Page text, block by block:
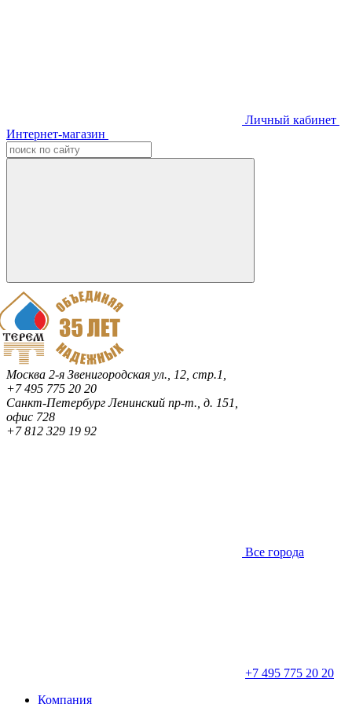
Личный кабинет
Интернет-магазин
Москва 2-я Звенигородская ул., 12, стр.1,
+7 495 775 20 20
Санкт-ПетербургЛенинский пр-т., д. 151,
офис 728
+7 812 329 19 92
Все города
+7 495 775 20 20
Компания